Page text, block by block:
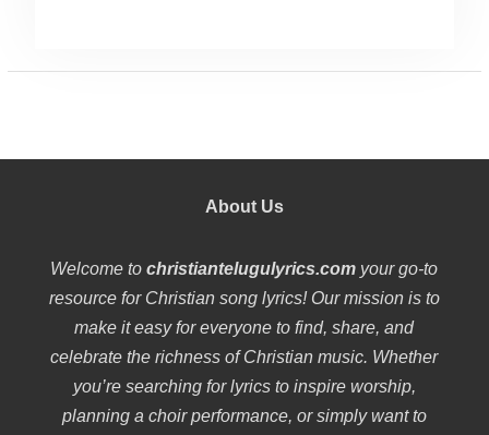
About Us
Welcome tochristiantelugulyrics.com your go-to
resource for Christian song lyrics! Our mission is to
make it easy for everyone to find, share, and
celebrate the richness of Christian music. Whether
you’re searching for lyrics to inspire worship,
planning a choir performance, or simply want to